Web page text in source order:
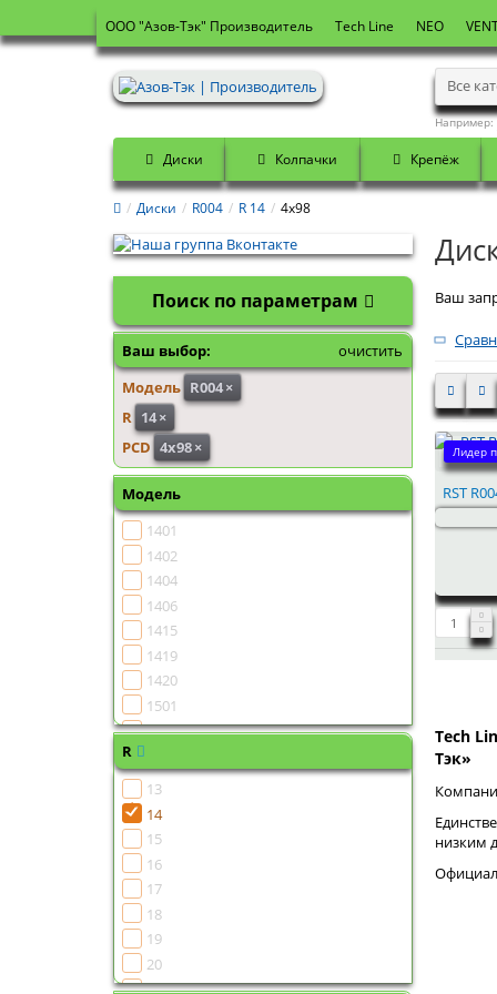
OOO "Азов-Тэк" Производитель Tech Line NEO
Все
Например:
Диски Колпачки Крепёж
Диски R004 R 14 4x98
Поиск по параметрам
Ваш выбор:
очистить
Модель R004×
R 14×
PCD 4x98×
Модель
1401
1402
1404
1406
1415
1419
1420
1501
1502
1505
1507
1510
1513
1516
R
13
14
15
16
17
18
19
20
21
Ваш
Лидер
RST
Tech
Тэк»
низким